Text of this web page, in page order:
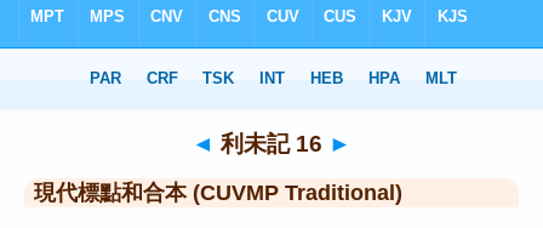
> 利未記 16
◄ 利未記 16 ►
現代標點和合本 (CUVMP Traditional)